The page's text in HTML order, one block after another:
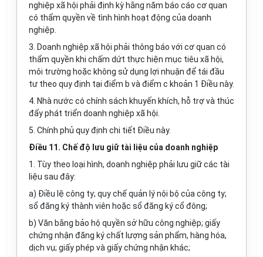
nghiệp xã hội phải định kỳ hằng năm báo cáo cơ quan
có thẩm quyền về tình hình hoạt động của doanh
nghiệp.
3. Doanh nghiệp xã hội phải thông báo với cơ quan có
thẩm quyền khi chấm dứt thực hiện mục tiêu xã hội,
môi trường hoặc không sử dụng lợi nhuận để tái đầu
tư theo quy định tại điểm b và điểm c khoản 1 Điều này.
4. Nhà nước có chính sách khuyến khích, hỗ trợvà thúc
đẩy phát triển doanh nghiệp xã hội.
5. Chính phủ quy định chi tiết Điều này.
Điều 11. Chế độ lưu giữ tài liệu của doanh nghiệp
1. Tùy theo loại hình, doanh nghiệp phải lưu giữ các tài
liệu sau đây:
a) Điều lệ công ty; quy chế quản lý nội bộ của công ty;
sổ đăng ký thành viên hoặc sổ đăng ký cổ đông;
b) Văn bằng bảo hộ quyền sở hữu công nghiệp; giấy
chứng nhận đăng ký chất lượng sản phẩm, hàng hóa,
dịch vụ; giấy phép và giấy chứng nhận khác;